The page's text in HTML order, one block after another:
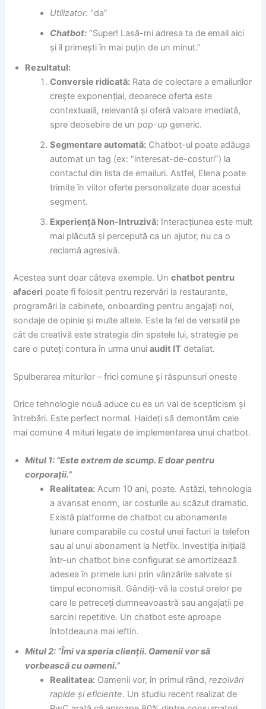
Utilizator: “da”
Chatbot: “Super! Lasă-mi adresa ta de email aici
și îl primești în mai puțin de un minut.”
Rezultatul:
Conversie ridicată: Rata de colectare a emailurilor
crește exponențial, deoarece oferta este
contextuală, relevantă și oferă valoare imediată,
spre deosebire de un pop-up generic.
Segmentare automată: Chatbot-ul poate adăuga
automat un tag (ex: “interesat-de-costuri”) la
contactul din lista de emailuri. Astfel, Elena poate
trimite în viitor oferte personalizate doar acestui
segment.
Experiență Non-Intruzivă: Interacțiunea este mult
mai plăcută și percepută ca un ajutor, nu ca o
reclamă agresivă.
Acestea sunt doar câteva exemple. Unchatbot pentru
afaceri poate fi folosit pentru rezervări la restaurante,
programări la cabinete, onboarding pentru angajați noi,
sondaje de opinie și multe altele. Este la fel de versatil pe
cât de creativă este strategia din spatele lui, strategie pe
care o puteți contura în urma unuiaudit IT detaliat.
Spulberarea miturilor – frici comune și răspunsuri oneste
Orice tehnologie nouă aduce cu ea un val de scepticism și
întrebări. Este perfect normal. Haideți să demontăm cele
mai comune 4 mituri legate de implementarea unui chatbot.
Mitul 1: “Este extrem de scump. E doar pentru
corporații.”
Realitatea: Acum 10 ani, poate. Astăzi, tehnologia
a avansat enorm, iar costurile au scăzut dramatic.
Există platforme de chatbot cu abonamente
lunare comparabile cu costul unei facturi la telefon
sau al unui abonament la Netflix. Investiția inițială
într-un chatbot bine configurat se amortizează
adesea în primele luni prin vânzările salvate și
timpul economisit. Gândiți-vă la costul orelor pe
care le petreceți dumneavoastră sau angajații pe
sarcini repetitive. Un chatbot este aproape
întotdeauna mai ieftin.
Mitul 2: “Îmi va speria clienții. Oamenii vor să
vorbească cu oameni.”
Realitatea: Oamenii vor, în primul rând,rezolvări
rapide și eficiente. Un studiu recent realizat de